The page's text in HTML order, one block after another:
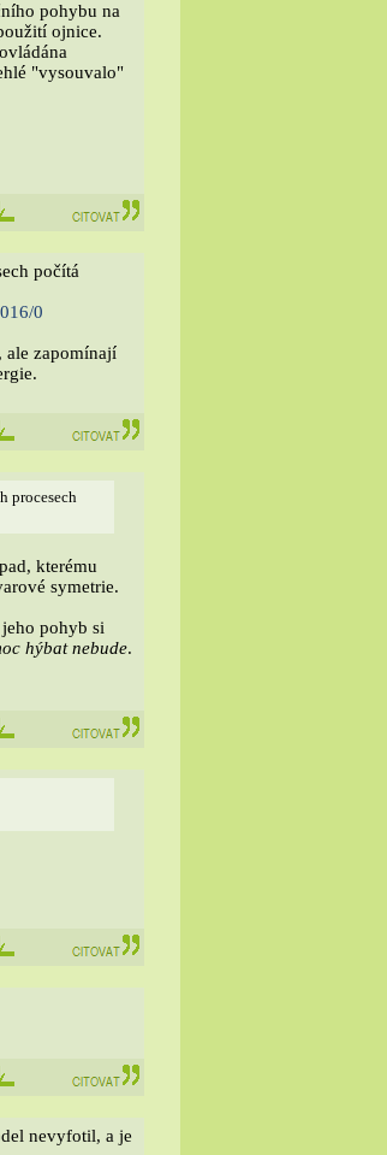
pohybu na
ojnice.
"vysouvalo"
počítá
0
ale zapomínají
procesech
kterému
symetrie.
pohyb si
hýbat nebude.
nevyfotil, a je